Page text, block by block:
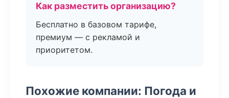
Как разместить организацию?
Бесплатно в базовом тарифе,
премиум — с рекламой и
приоритетом.
Похожие компании: Погода и